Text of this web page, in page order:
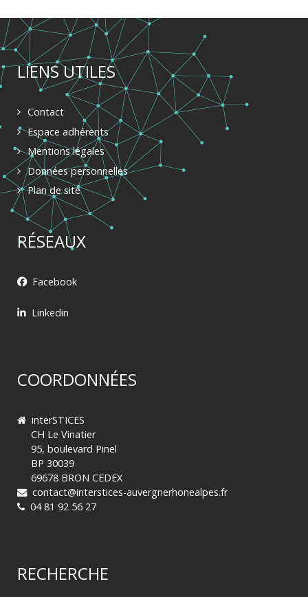
LIENS UTILES
Contact
Espace adhérents
Mentions légales
Données personnelles
Plan de site
RÉSEAUX
Facebook
Linkedin
COORDONNÉES
interSTICES
CH Le Vinatier
95, boulevard Pinel
BP 30039
69678 BRON CEDEX
contact@interstices-auvergnerhonealpes.fr
04 81 92 56 27
RECHERCHE